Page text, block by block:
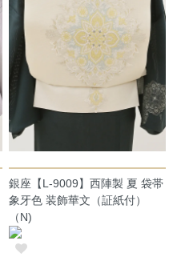
銀座【L-9009】西陣製 夏 袋帯
象牙色 装飾華文（証紙付）
（N)